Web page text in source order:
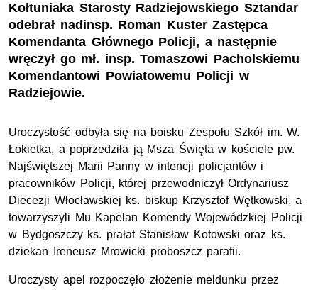
Kołtuniaka Starosty Radziejowskiego Sztandar
odebrał nadinsp. Roman Kuster Zastępca
Komendanta Głównego Policji, a następnie
wręczył go mł. insp. Tomaszowi Pacholskiemu
Komendantowi Powiatowemu Policji w
Radziejowie.
Uroczystość odbyła się na boisku Zespołu Szkół im. W.
Łokietka, a poprzedziła ją Msza Święta w kościele pw.
Najświętszej Marii Panny w intencji policjantów i
pracowników Policji, której przewodniczył Ordynariusz
Diecezji Włocławskiej ks. biskup Krzysztof Wętkowski, a
towarzyszyli Mu Kapelan Komendy Wojewódzkiej Policji
w Bydgoszczy ks. prałat Stanisław Kotowski oraz ks.
dziekan Ireneusz Mrowicki proboszcz parafii.
Uroczysty apel rozpoczęło złożenie meldunku przez